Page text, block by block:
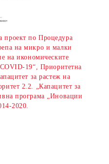
по Процедура
на микро и малки
на икономическите
19“, Приоритетна
за растеж на
2.2. „Капацитет за
програма „Иновации
2020.